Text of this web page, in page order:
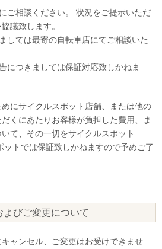
ご相談ください。 状況をご提示いただ
議致します。
しては最寄の自転車店にてご相談いた
につきましては保証対応致しかねま
にサイクルスポット店舗、または他の
くにあたりお客様が負担した費用、ま
て、その一切をサイクルスポット
トでは保証致しかねますので予めご了
びご変更について
ャンセル、ご変更はお受けできませ